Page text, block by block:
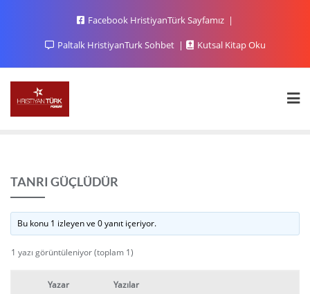
Facebook HristiyanTürk Sayfamız
Paltalk HristiyanTurk Sohbet
Kutsal Kitap Oku
TANRI GÜÇLÜDÜR
Bu konu 1 izleyen ve 0 yanıt içeriyor.
1 yazı görüntüleniyor (toplam 1)
Yazar Yazılar